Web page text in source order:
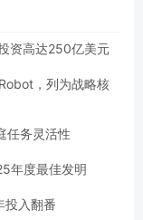
资高达250亿美元
，列为战略核
任务灵活性
年度最佳发明
投入翻番